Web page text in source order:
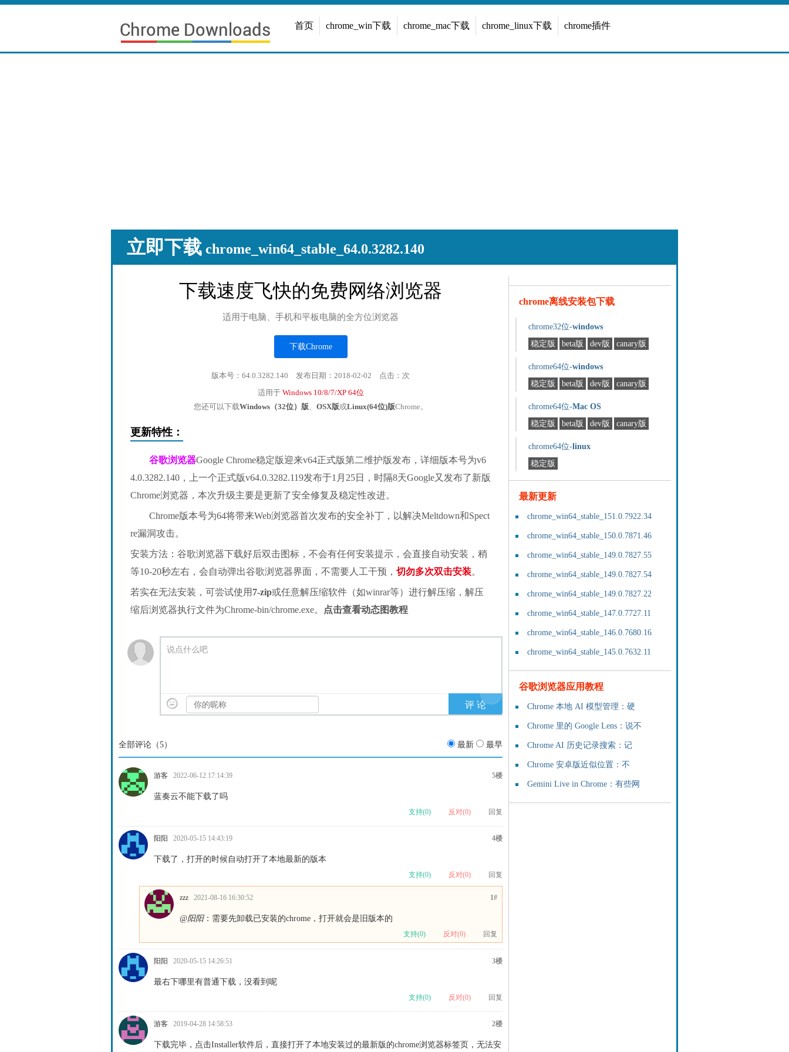
首页 chrome_win下载 chrome_mac下载 chrome_linux下载 chrome插件
立即下载 chrome_win64_stable_64.0.3282.140
下载速度飞快的免费网络浏览器
适用于电脑、手机和平板电脑的全方位浏览器
下载Chrome
版本号：64.0.3282.140 发布日期：2018-02-02 点击： 次
适用于 Windows 10/8/7/XP 64位
您还可以下载Windows（32位）版、 OSX版或Linux(64位)版Chrome。
更新特性：
谷歌浏览器Google Chrome稳定版迎来v64正式版第二维护版发布，详细版本号为v6
4.0.3282.140，上一个正式版v64.0.3282.119发布于1月25日，时隔8天Google又发布了新版
Chrome浏览器，本次升级主要是更新了安全修复及稳定性改进。
Chrome版本号为64将带来Web浏览器首次发布的安全补丁，以解决Meltdown和Spect
re漏洞攻击。
安装方法：谷歌浏览器下载好后双击图标，不会有任何安装提示，会直接自动安装，稍
等10-20秒左右，会自动弹出谷歌浏览器界面，不需要人工干预， 切勿多次双击安装。
若实在无法安装，可尝试使用 7-zip或任意解压缩软件（如winrar等）进行解压缩，解压
缩后浏览器执行文件为Chrome-bin/chrome.exe。
点击查看动态图教程
说点什么吧
全部评论（5） 最新 最早
5楼
游客 2022-06-12 17:14:39
蓝奏云不能下载了吗
支持(0) 反对(0) 回复
4楼
阳阳 2020-05-15 14:43:19
下载了，打开的时候自动打开了本地最新的版本
支持(0) 反对(0) 回复
1#
zzz 2021-08-16 16:30:52
@阳阳：需要先卸载已安装的chrome，打开就会是旧版本的
支持(0) 反对(0) 回复
3楼
阳阳 2020-05-15 14:26:51
最右下哪里有普通下载，没看到呢
支持(0) 反对(0) 回复
2楼
游客 2019-04-28 14:58:53
下载完毕，点击Installer软件后，直接打开了本地安装过的最新版的chrome浏览器标签页，无法安
chrome离线安装包下载
chrome32位-windows
稳定版
beta版 dev版 canary版
chrome64位-windows
稳定版
beta版 dev版 canary版
chrome64位-Mac OS
稳定版
beta版 dev版 canary版
chrome64位-linux
稳定版
最新更新
chrome_win64_stable_151.0.7922.34
chrome_win64_stable_150.0.7871.46
chrome_win64_stable_149.0.7827.55
chrome_win64_stable_149.0.7827.54
chrome_win64_stable_149.0.7827.22
chrome_win64_stable_147.0.7727.11
chrome_win64_stable_146.0.7680.16
chrome_win64_stable_145.0.7632.11
谷歌浏览器应用教程
Chrome 本地 AI 模型管理：硬
Chrome 里的 Google Lens：说不
Chrome AI 历史记录搜索：记
Chrome 安卓版近似位置：不
Gemini Live in Chrome：有些网